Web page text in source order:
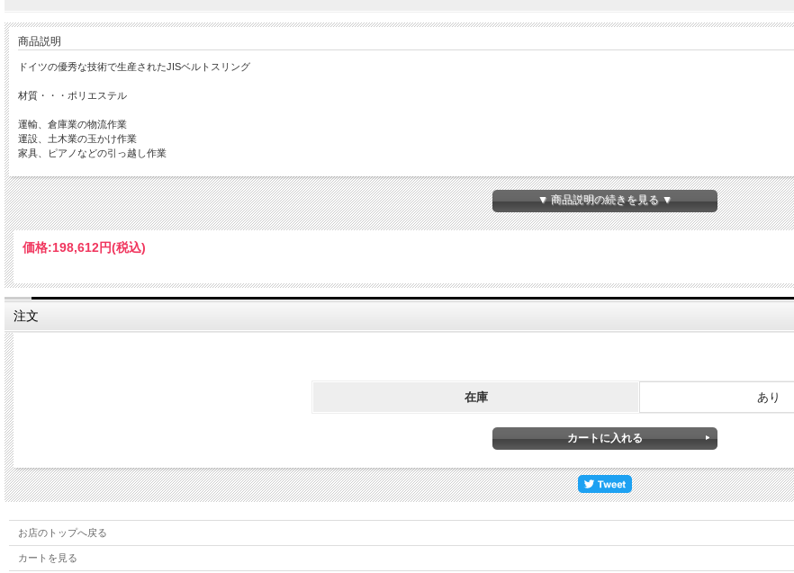
商品説明
ドイツの優秀な技術で生産されたJISベルトスリング
材質・・・ポリエステル
運輸、倉庫業の物流作業
運設、土木業の玉かけ作業
家具、ピアノなどの引っ越し作業
※縫製のほつれが見えたら使用しないでください。
▼ 商品説明の続きを見る ▼
価格:198,612円(税込)
注文
在庫 あり
お店のトップへ戻る
カートを見る